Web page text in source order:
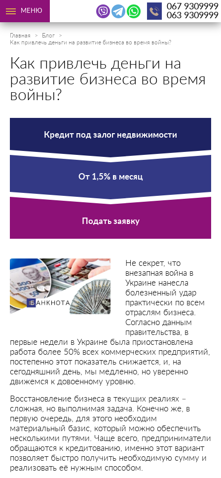
МЕНЮ
067 9309999
063 9309999
Главная
Блог
Как привлечь деньги на развитие бизнеса во время войны?
Как привлечь деньги на
развитие бизнеса во время
войны?
Кредит под залог недвижимости
От 1,5% в месяц
Подать заявку
Не секрет, что
внезапная война в
Украине нанесла
болезненный удар
практически по всем
отраслям бизнеса.
Согласно данным
правительства, в
первые недели в Украине была приостановлена
работа более 50% всех коммерческих предприятий,
постепенно этот показатель снижается, и, на
сегодняшний день, мы медленно, но уверенно
движемся к довоенному уровню.
Восстановление бизнеса в текущих реалиях –
сложная, но выполнимая задача. Конечно же, в
первую очередь, для этого необходим
материальный базис, который можно обеспечить
несколькими путями. Чаще всего, предприниматели
обращаются к кредитованию, именно этот вариант
позволяет быстро получить необходимую сумму и
реализовать её нужным способом.